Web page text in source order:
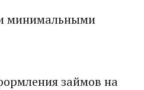
минимальными
займов на